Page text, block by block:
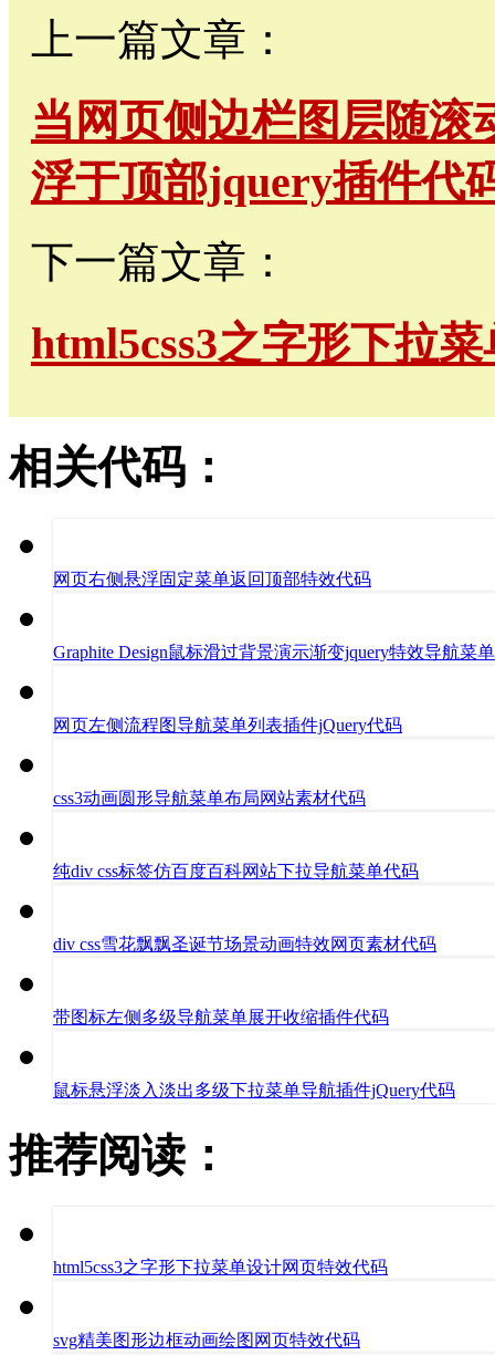
上一篇文章：
当网页侧边栏图层随滚
浮于顶部jquery插件代
下一篇文章：
html5css3之字形下拉
相关代码：
网页右侧悬浮固定菜单返回顶部特效代码
Graphite Design鼠标滑过背景演示渐变jquery特效导航菜单
网页左侧流程图导航菜单列表插件jQuery代码
css3动画圆形导航菜单布局网站素材代码
纯div css标签仿百度百科网站下拉导航菜单代码
div css雪花飘飘圣诞节场景动画特效网页素材代码
带图标左侧多级导航菜单展开收缩插件代码
鼠标悬浮淡入淡出多级下拉菜单导航插件jQuery代码
推荐阅读：
html5css3之字形下拉菜单设计网页特效代码
svg精美图形边框动画绘图网页特效代码